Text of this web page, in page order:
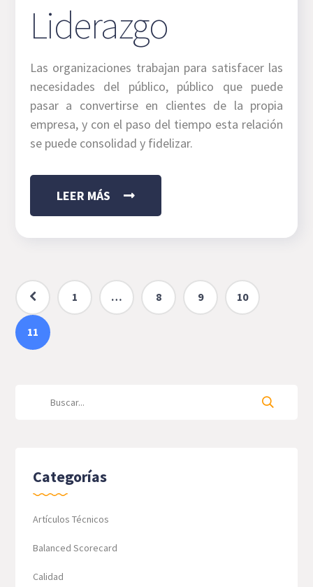
Liderazgo
Las organizaciones trabajan para satisfacer las
necesidades del público, público que puede
pasar a convertirse en clientes de la propia
empresa, y con el paso del tiempo esta relación
se puede consolidad y fidelizar.
LEER MÁS
1 … 8 9 10
11
Categorías
Artículos Técnicos
Balanced Scorecard
Calidad